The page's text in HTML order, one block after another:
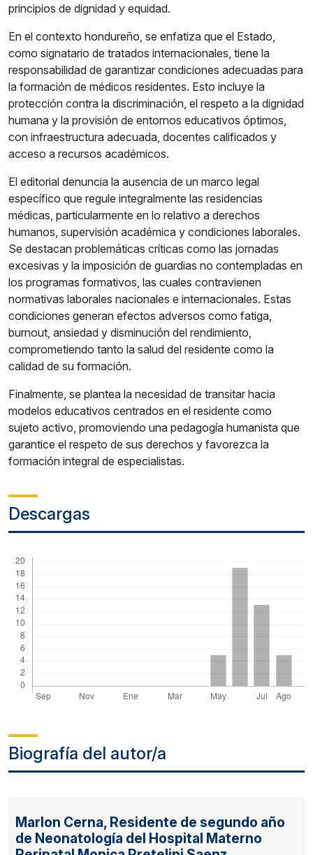
principios de dignidad y equidad.
En el contexto hondureño, se enfatiza que el Estado,
como signatario de tratados internacionales, tiene la
responsabilidad de garantizar condiciones adecuadas para
la formación de médicos residentes. Esto incluye la
protección contra la discriminación, el respeto a la dignidad
humana y la provisión de entornos educativos óptimos,
con infraestructura adecuada, docentes calificados y
acceso a recursos académicos.
El editorial denuncia la ausencia de un marco legal
específico que regule integralmente las residencias
médicas, particularmente en lo relativo a derechos
humanos, supervisión académica y condiciones laborales.
Se destacan problemáticas críticas como las jornadas
excesivas y la imposición de guardias no contempladas en
los programas formativos, las cuales contravienen
normativas laborales nacionales e internacionales. Estas
condiciones generan efectos adversos como fatiga,
burnout, ansiedad y disminución del rendimiento,
comprometiendo tanto la salud del residente como la
calidad de su formación.
Finalmente, se plantea la necesidad de transitar hacia
modelos educativos centrados en el residente como
sujeto activo, promoviendo una pedagogía humanista que
garantice el respeto de sus derechos y favorezca la
formación integral de especialistas.
Descargas
Biografía del autor/a
Marlon Cerna, Residente de segundo año
de Neonatología del Hospital Materno